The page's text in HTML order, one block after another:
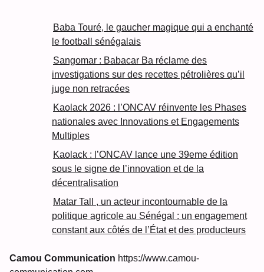
Baba Touré, le gaucher magique qui a enchanté
le football sénégalais
Sangomar : Babacar Ba réclame des
investigations sur des recettes pétrolières qu’il
juge non retracées
Kaolack 2026 : l’ONCAV réinvente les Phases
nationales avec Innovations et Engagements
Multiples
Kaolack : l’ONCAV lance une 39eme édition
sous le signe de l’innovation et de la
décentralisation
Matar Tall , un acteur incontournable de la
politique agricole au Sénégal : un engagement
constant aux côtés de l’État et des producteurs
Camou Communication https://www.camou-